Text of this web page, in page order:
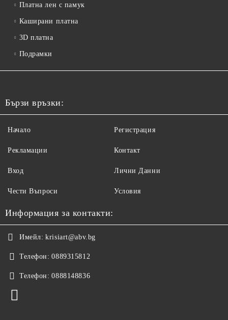
Платна лен с памук
Каширани платна
3D платна
Подрамки
Бързи връзки:
Начало
Рекламации
Вход
Чести Въпроси
Регистрация
Контакт
Лични Данни
Условия
Информация за контакти:
Имейл: krisiart@abv.bg
Телефон: 0889315812
Телефон: 0888148836